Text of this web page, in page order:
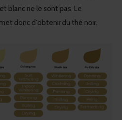
blanc ne le sont pas. Le
donc d'obtenir du thé noir.